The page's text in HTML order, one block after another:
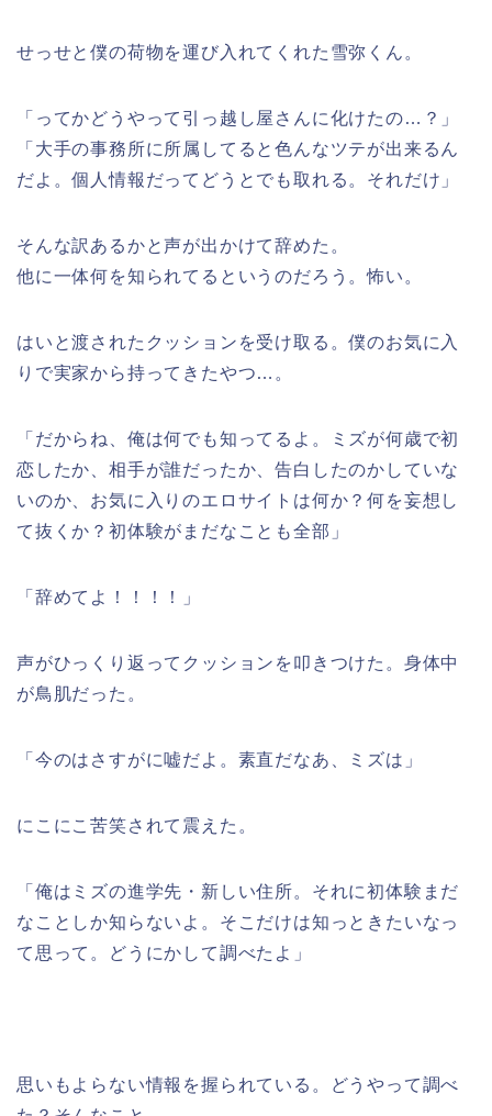
せっせと僕の荷物を運び入れてくれた雪弥くん。
「ってかどうやって引っ越し屋さんに化けたの…？」
「大手の事務所に所属してると色んなツテが出来るん
だよ。個人情報だってどうとでも取れる。それだけ」
そんな訳あるかと声が出かけて辞めた。
他に一体何を知られてるというのだろう。怖い。
はいと渡されたクッションを受け取る。僕のお気に入
りで実家から持ってきたやつ…。
「だからね、俺は何でも知ってるよ。ミズが何歳で初
恋したか、相手が誰だったか、告白したのかしていな
いのか、お気に入りのエロサイトは何か？何を妄想し
て抜くか？初体験がまだなことも全部」
「辞めてよ！！！！」
声がひっくり返ってクッションを叩きつけた。身体中
が鳥肌だった。
「今のはさすがに嘘だよ。素直だなあ、ミズは」
にこにこ苦笑されて震えた。
「俺はミズの進学先・新しい住所。それに初体験まだ
なことしか知らないよ。そこだけは知っときたいなっ
て思って。どうにかして調べたよ」
思いもよらない情報を握られている。どうやって調べ